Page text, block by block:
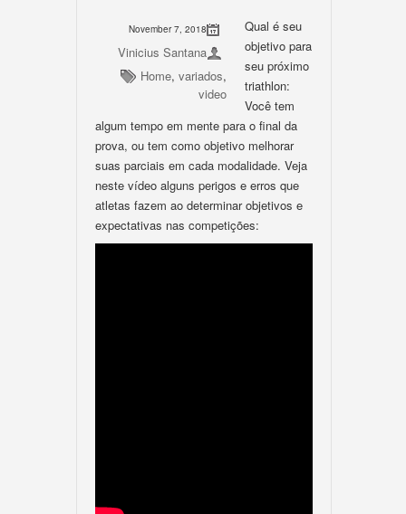
November 7, 2018
Vinicius Santana
Home, variados,
video
Qual é seu
objetivo para
seu próximo
triathlon:
Você tem
algum tempo em mente para o final da
prova, ou tem como objetivo melhorar
suas parciais em cada modalidade. Veja
neste vídeo alguns perigos e erros que
atletas fazem ao determinar objetivos e
expectativas nas competições: